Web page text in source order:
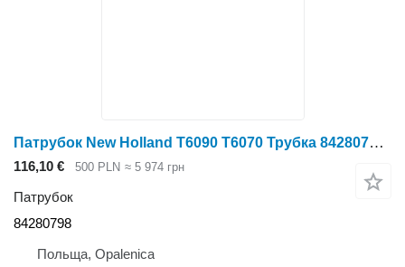
Патрубок New Holland Т6090 Т6070 Трубка 84280798 до трактора колісного New Holland T6090 T6070
116,10 € 500 PLN ≈ 5 974 грн
Патрубок
84280798
Польща, Opalenica